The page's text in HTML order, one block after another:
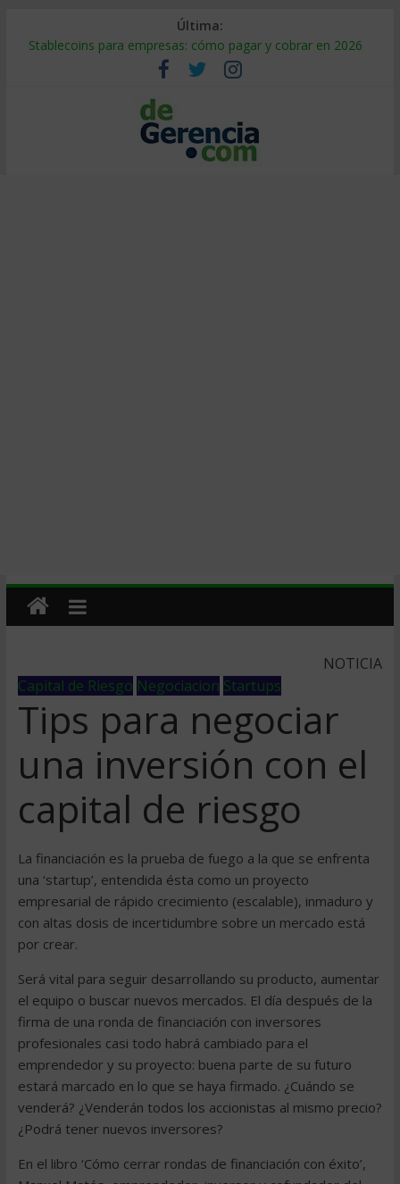
Última:
Stablecoins para empresas: cómo pagar y cobrar en 2026
Despido silencioso: qué es y por qué sale tan caro
IA en selección de personal: cómo auditarla a tiempo
Trabajo forzoso en la cadena de suministro: qué hacer
Mercado hispano de EE. UU.: cómo segmentarlo y venderle
NOTICIA
Capital de Riesgo Negociacion Startups
Tips para negociar
una inversión con el
capital de riesgo
La financiación es la prueba de fuego a la que se enfrenta
una ‘startup’, entendida ésta como un proyecto
empresarial de rápido crecimiento (escalable), inmaduro y
con altas dosis de incertidumbre sobre un mercado está
por crear.
Será vital para seguir desarrollando su producto, aumentar
el equipo o buscar nuevos mercados. El día después de la
firma de una ronda de financiación con inversores
profesionales casi todo habrá cambiado para el
emprendedor y su proyecto: buena parte de su futuro
estará marcado en lo que se haya firmado. ¿Cuándo se
venderá? ¿Venderán todos los accionistas al mismo precio?
¿Podrá tener nuevos inversores?
En el libro ‘Cómo cerrar rondas de financiación con éxito’,